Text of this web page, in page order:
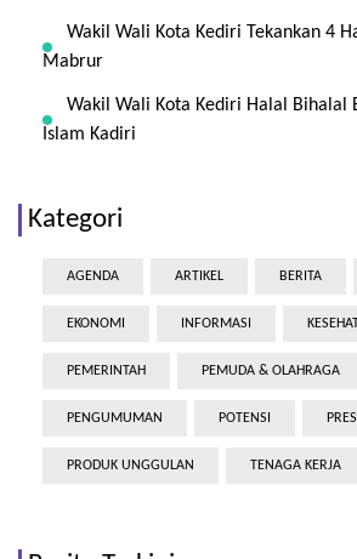
Wakil Wali Kota Kediri Tekankan 4
Mabrur
Wakil Wali Kota Kediri Halal Bihalal
Islam Kadiri
Kategori
AGENDA ARTIKEL BERITA
EKONOMI INFORMASI
PEMERINTAH PEMUDA & OLAHRAGA
PENGUMUMAN POTENSI
PRODUK UNGGULAN TENAGA KERJA